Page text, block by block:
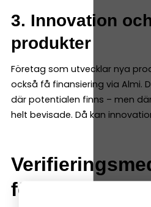
3. Innovation
produkter
Företag som utvecklar nya
också få finansiering via Almi.
där potentialen finns – men
helt bevisade. Då kan
för att testa